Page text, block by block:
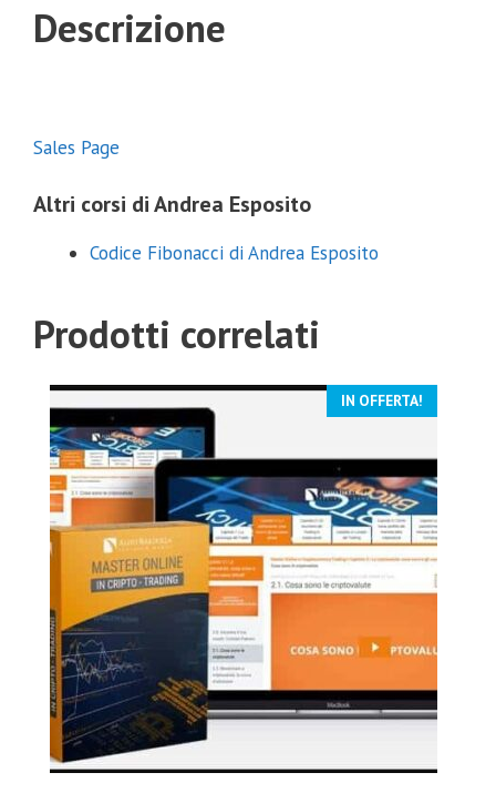
Descrizione
Sales Page
Altri corsi di Andrea Esposito
Codice Fibonacci di Andrea Esposito
Prodotti correlati
IN OFFERTA!